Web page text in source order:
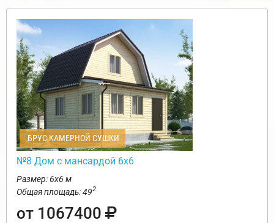
БРУС КАМЕРНОЙ СУШКИ
№8 Дом с мансардой 6х6
Размер: 6х6 м
Общая площадь: 492
от 1067400